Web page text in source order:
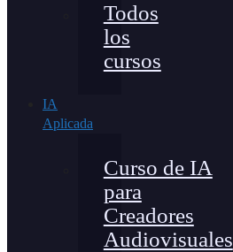
Todos
los
cursos
IA
Aplicada
Curso de IA
para
Creadores
Audiovisuales